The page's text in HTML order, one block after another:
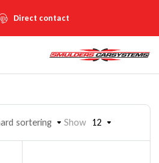
Direct contact
sortering Show 12